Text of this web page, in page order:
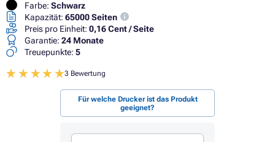
Farbe: Schwarz
Kapazität: 65000 Seiten
Preis pro Einheit: 0,16 Cent / Seite
Garantie: 24 Monate
Treuepunkte: 5
3 Bewertung
Für welche Drucker ist das Produkt
geeignet?